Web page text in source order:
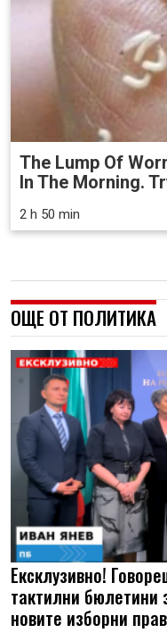
The Lump Of
In The Morning.
2 h 50 min
ОЩЕ ОТ ПОЛИТИКА
Ексклузивно!
тактилни
новите изборни